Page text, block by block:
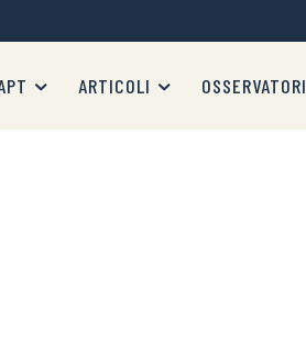
ARTICOLI OSSERVATORI